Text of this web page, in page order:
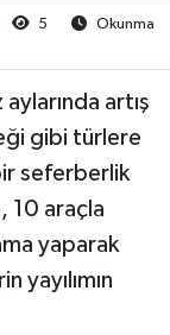
5
Okunma
artış
gibi türlere
seferberlik
10 araçla
yaparak
yayılımın